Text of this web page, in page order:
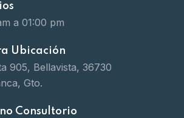
a 01:00 pm
Ubicación
905, Bellavista, 36730
Gto.
Consultorio